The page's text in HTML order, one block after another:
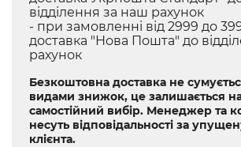
відділення за наш рахунок
- при замовленні від 2999 до
доставка "Нова Пошта" до
рахунок
Безкоштовна доставка не
видами знижок, це залишається
самостійний вибір. Менеджер та
несуть відповідальності за
клієнта.